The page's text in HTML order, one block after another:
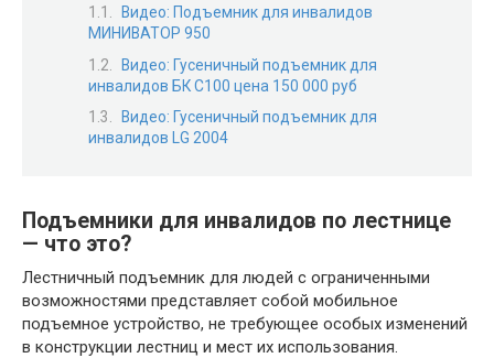
Видео: Подъемник для инвалидов
МИНИВАТОР 950
Видео: Гусеничный подъемник для
инвалидов БК С100 цена 150 000 руб
Видео: Гусеничный подъемник для
инвалидов LG 2004
Подъемники для инвалидов по лестнице
— что это?
Лестничный подъемник для людей с ограниченными
возможностями представляет собой мобильное
подъемное устройство, не требующее особых изменений
в конструкции лестниц и мест их использования.